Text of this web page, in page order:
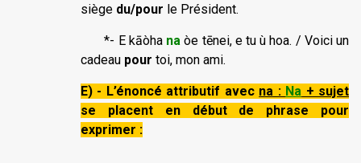
siège du/pour le Président.
*- E kāòha na òe tēnei, e tu ù hoa. / Voici un
cadeau pour toi, mon ami.
E) - L’énoncé attributif avec na : Na + sujet
se placent en début de phrase pour
exprimer :